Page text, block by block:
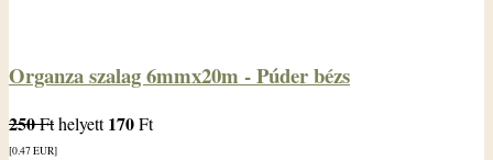
Organza szalag 6mmx20m - Púder bézs
250Fthelyett170Ft
[0.47EUR]